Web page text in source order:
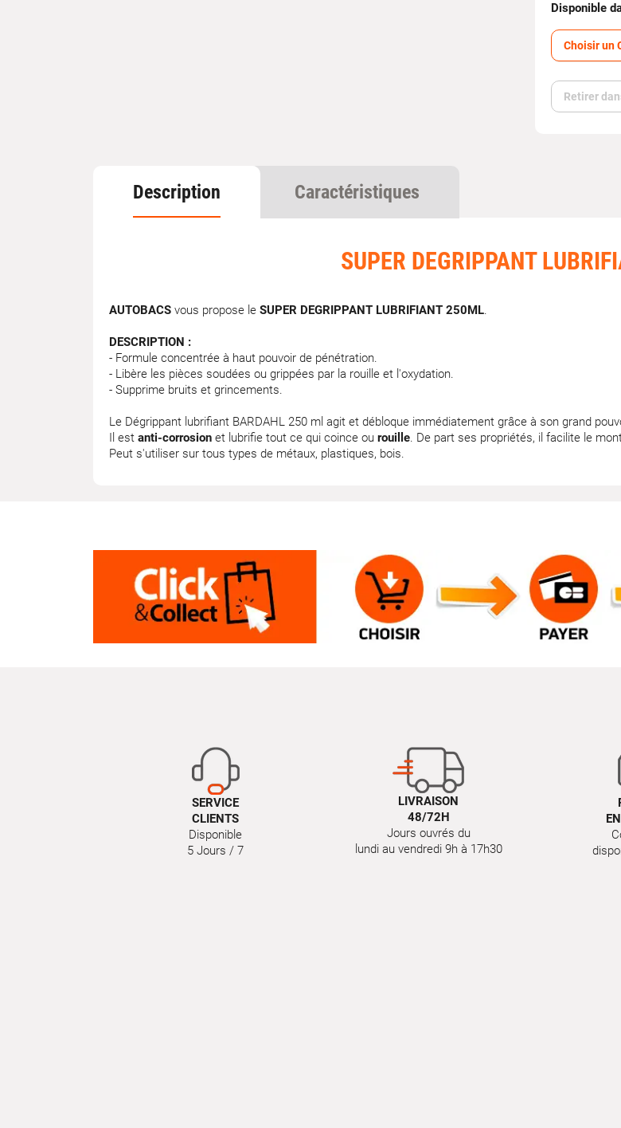
Disponible
Choisir un
Retirer
Description Caractéristiques
SUPER DEGRIPPANT
AUTOBACS vous propose le SUPER DEGRIPPANT LUBRIFIANT 250ML.
DESCRIPTION :
- Formule concentrée à haut pouvoir de pénétration.
- Libère les pièces soudées ou grippées par la rouille et l'oxydation.
- Supprime bruits et grincements.
Le Dégrippant lubrifiant BARDAHL 250 ml agit et débloque immédiatement grâce à son grand
Il est anti-corrosion et lubrifie tout ce qui coince ou rouille. De part ses propriétés, il facilite le
Peut s'utiliser sur tous types de métaux, plastiques, bois.
SERVICE
CLIENTS
Disponible
5 Jours / 7
LIVRAISON
48/72H
Jours ouvrés du
lundi au vendredi 9h à 17h30